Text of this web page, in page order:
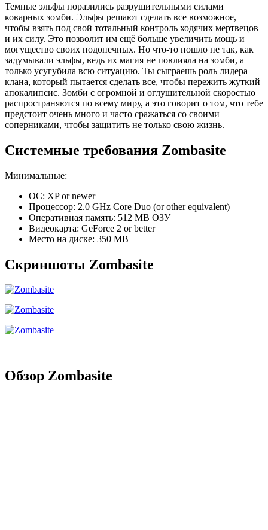
Темные эльфы поразились разрушительными силами
коварных зомби. Эльфы решают сделать все возможное,
чтобы взять под свой тотальный контроль ходячих мертвецов
и их силу. Это позволит им ещё больше увеличить мощь и
могущество своих подопечных. Но что-то пошло не так, как
задумывали эльфы, ведь их магия не повлияла на зомби, а
только усугубила всю ситуацию. Ты сыграешь роль лидера
клана, который пытается сделать все, чтобы пережить жуткий
апокалипсис. Зомби с огромной и оглушительной скоростью
распространяются по всему миру, а это говорит о том, что тебе
предстоит очень много и часто сражаться со своими
соперниками, чтобы защитить не только свою жизнь.
Системные требования Zombasite
Минимальные:
ОС: XP or newer
Процессор: 2.0 GHz Core Duo (or other equivalent)
Оперативная память: 512 MB ОЗУ
Видеокарта: GeForce 2 or better
Место на диске: 350 MB
Скриншоты Zombasite
Обзор Zombasite